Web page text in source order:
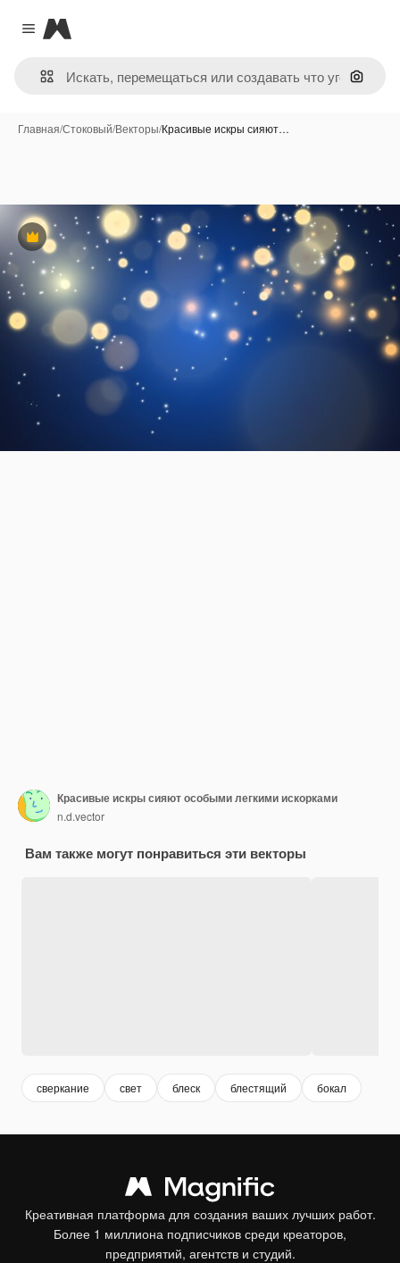
Close menu
Magnific
Поиск
Главная/Стоковый/Векторы/Красивые искры сияют…
Премиум
Красивые искры сияют особыми легкими искорками
n.d.vector
Вам также могут понравиться эти векторы
сверкание свет блеск блестящий бокал
Креативная платформа для создания ваших лучших работ.
Более 1 миллиона подписчиков среди креаторов,
предприятий, агентств и студий.